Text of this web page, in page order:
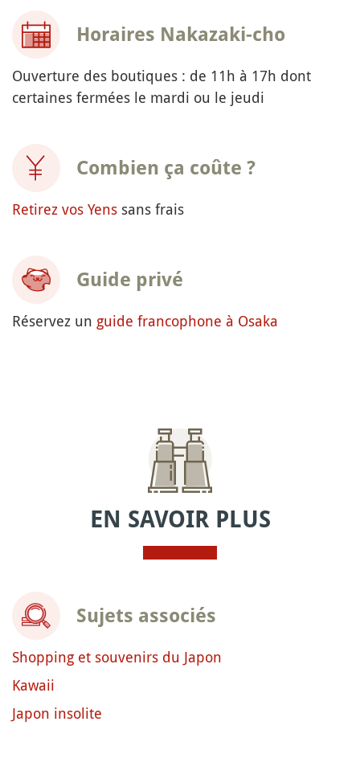
Horaires Nakazaki-cho
Ouverture des boutiques : de 11h à 17h dont
certaines fermées le mardi ou le jeudi
Combien ça coûte ?
Retirez vos Yens sans frais
Guide privé
Réservez un guide francophone à Osaka
EN SAVOIR PLUS
Sujets associés
Shopping et souvenirs du Japon
Kawaii
Japon insolite